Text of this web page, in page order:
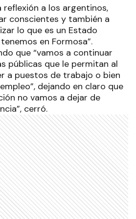
reflexión a los argentinos,
conscientes y también a
lo que es un Estado
en Formosa”.
que “vamos a continuar
públicas que le permitan al
a puestos de trabajo o bien
dejando en claro que
no vamos a dejar de
cerró.